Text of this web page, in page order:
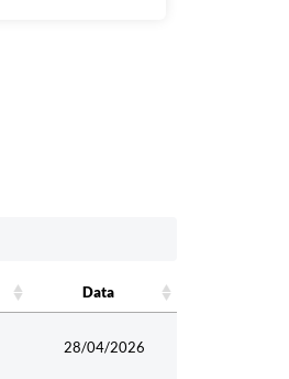
Data
28/04/2026